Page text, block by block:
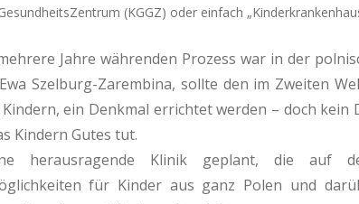
(KGGZ) oder einfach
Jahre währenden Prozess war in der
Szelburg-Zarembina, sollte den im Zweiten
ein Denkmal errichtet werden – doch kein
Kindern Gutes tut.
herausragende Klinik geplant, die auf
für Kinder aus ganz Polen und